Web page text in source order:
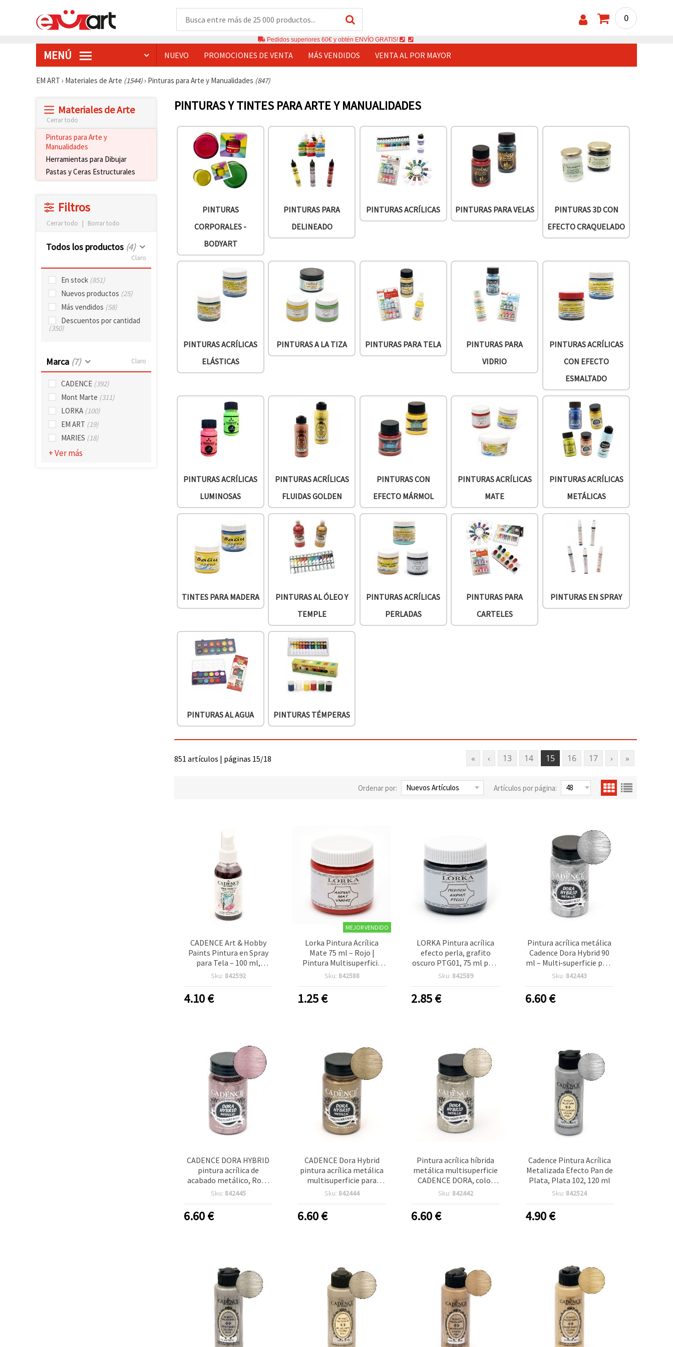
0
Pedidos superiores 60€ y obtén ENVÍO GRATIS!
MENÚ NUEVO PROMOCIONES DE VENTA MÁS VENDIDOS VENTA AL POR MAYOR
EM ART › Materiales de Arte (1544)› Pinturas para Arte y Manualidades (847)
Materiales de Arte
Cerrar todo
Pinturas para Arte y
Manualidades
Herramientas para Dibujar
Pastas y Ceras Estructurales
Filtros
Cerrar todo | Borrar todo
Todos los productos (4)
Claro
En stock (851)
Nuevos productos (25)
Más vendidos (58)
Descuentos por cantidad
(350)
Marca (7) Claro
CADENCE (392)
Mont Marte (311)
LORKA (100)
EM ART (19)
MARIES (18)
+ Ver más
PINTURAS Y TINTES PARA ARTE Y MANUALIDADES
PINTURAS
CORPORALES -
BODYART
PINTURAS PARA
DELINEADO
PINTURAS ACRÍLICAS PINTURAS PARA VELAS
PINTURAS 3D CON
EFECTO CRAQUELADO
PINTURAS ACRÍLICAS
ELÁSTICAS
PINTURAS A LA TIZA PINTURAS PARA TELA
PINTURAS PARA
VIDRIO
PINTURAS ACRÍLICAS
CON EFECTO
ESMALTADO
PINTURAS ACRÍLICAS
LUMINOSAS
PINTURAS ACRÍLICAS
FLUIDAS GOLDEN
PINTURAS CON
EFECTO MÁRMOL
PINTURAS ACRÍLICAS
MATE
PINTURAS ACRÍLICAS
METÁLICAS
TINTES PARA MADERA
PINTURAS AL ÓLEO Y
TEMPLE
PINTURAS ACRÍLICAS
PERLADAS
PINTURAS PARA
CARTELES
PINTURAS EN SPRAY
PINTURAS AL AGUA PINTURAS TÉMPERAS
« ‹ 13 14 15 16 17 › »
851 artículos | páginas 15/18
Ordenar por: Artículos por página:
CADENCE Art & Hobby
Paints Pintura en Spray
para Tela – 100 ml,
Berenjena 1117 | Spray
Camisetas, Lienzo y
Proyectos DIY de
Sku: 842592
4.10€
MEJOR VENDIDO
Lorka Pintura Acrílica
Mate 75 ml – Rojo |
Pintura Multisuperficie
para Artistas y
madera y papel
Sku: 842588
1.25€
LORKA Pintura acrílica
efecto perla, grafito
oscuro PTG01, 75 ml para
manualidades
Sku: 842589
2.85€
Pintura acrílica metálica
Cadence Dora Hybrid 90
ml – Multi‑superficie para
manualidades, color
aspecto metálico (no es
plata real)
Sku: 842443
6.60€
CADENCE DORA HYBRID
pintura acrílica de
acabado metálico, Rosa
Antiguo 7147 – 90 ml,
manualidades (madera,
metal, vidrio, lienzo y
Sku: 842445
6.60€
CADENCE Dora Hybrid
pintura acrílica metálica
multisuperficie para
manualidades y bricolaje
antiguo 7150 (tono
dorado, no es oro real)
Sku: 842444
6.60€
Pintura acrílica híbrida
metálica multisuperficie
CADENCE DORA, color
Platino (tono plateado),
manualidades en madera,
vidrio, metal y plástico,
Sku: 842442
6.60€
Cadence Pintura Acrílica
Metalizada Efecto Pan de
Plata, Plata 102, 120 ml
Sku: 842524
4.90€